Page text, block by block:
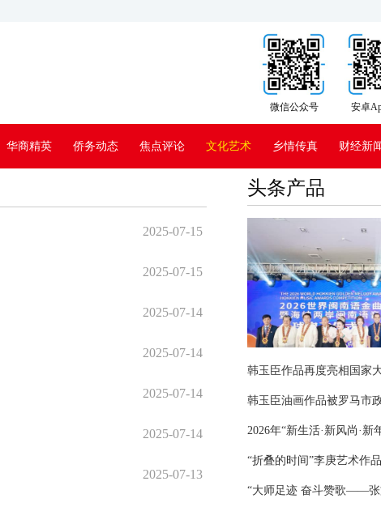
安卓
微信公众号
华商精英 侨务动态 焦点评论 文化艺术 乡情传真 财经新
头条产品
韩玉臣油画作品被罗马市
“折叠的时间”李庚艺术作
2025-07-15
2025-07-15
2025-07-14
2025-07-14
2025-07-14
2025-07-14
2025-07-13